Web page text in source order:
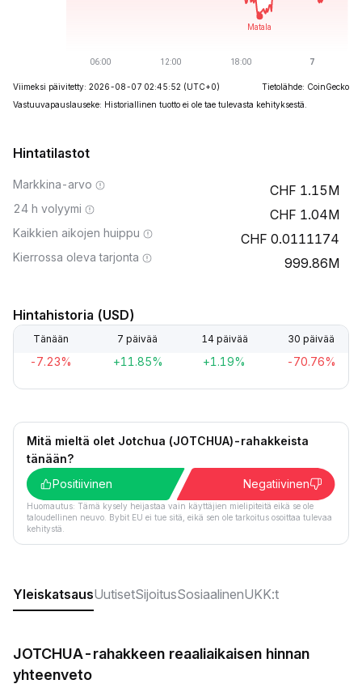
Viimeksi päivitetty: 2026-08-07 02:45:52 (UTC+0)
Tietolähde: CoinGecko
Vastuuvapauslauseke: Historiallinen tuotto ei ole tae tulevasta kehityksestä.
Hintatilastot
Markkina-arvo 1.15M
24 h volyymi 1.04M
Kaikkien aikojen huippu 0.0111174
Kierrossa oleva tarjonta 999.86M
Hintahistoria (USD)
Tänään 7 päivää 14 päivää 30 päivää
-7.23% +11.85% +1.19% -70.76%
Mitä mieltä olet Jotchua (JOTCHUA)-rahakkeista
tänään?
Positiivinen
Negatiivinen
Huomautus: Tämä kysely heijastaa vain käyttäjien mielipiteitä eikä se ole
taloudellinen neuvo. Bybit EU ei tue sitä, eikä sen ole tarkoitus osoittaa tulevaa
kehitystä.
YleiskatsausUutisetSijoitusSosiaalinenUKK:t
JOTCHUA-rahakkeen reaaliaikaisen hinnan
yhteenveto